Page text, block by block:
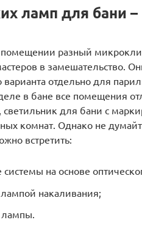
ламп для бани –
разный
в замешательство.
варианта отдельно для
в бане все помещения
для бани с
комнат. Однако не
встретить:
на основе
накаливания;